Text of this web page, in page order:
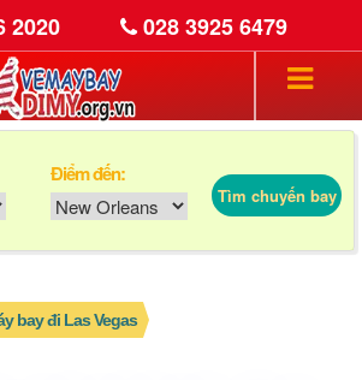
2020 028 3925 6479
Điểm đến:
Tìm chuyến bay
bay đi Las Vegas